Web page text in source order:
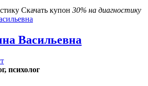
Скачать купон 30% на диагностику
Васильевна
психолог